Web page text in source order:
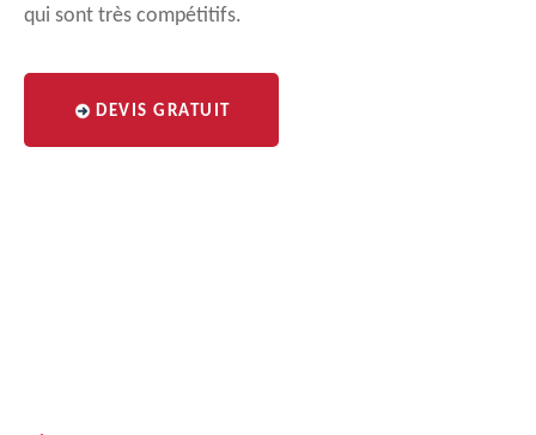
qui sont très compétitifs.
DEVIS GRATUIT